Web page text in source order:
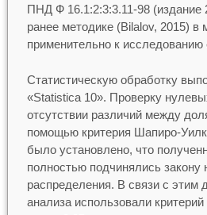
ПНД Ф 16.1:2:3:3.11-98 (издание
ранее методике (Bilalov, 2015) в
применительно к исследованию
Статистическую обработку
«Statistica 10». Проверку
отсутствии различий между
помощью критерия Шапиро-
было установлено, что
полностью подчинялись закону
распределения. В связи с этим
анализа использовали